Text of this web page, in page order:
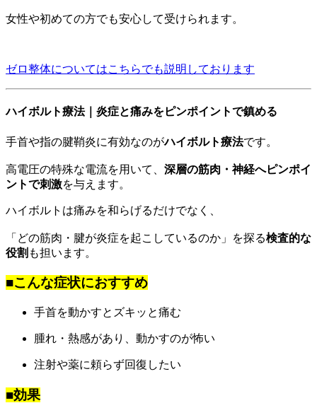
女性や初めての方でも安心して受けられます。
ゼロ整体についてはこちらでも説明しております
ハイボルト療法｜炎症と痛みをピンポイントで鎮める
手首や指の腱鞘炎に有効なのがハイボルト療法です。
高電圧の特殊な電流を用いて、 深層の筋肉・神経へピンポイ
ントで刺激を与えます。
ハイボルトは痛みを和らげるだけでなく、
「どの筋肉・腱が炎症を起こしているのか」を探る検査的な
役割 も担います。
■こんな症状におすすめ
手首を動かすとズキッと痛む
腫れ・熱感があり、動かすのが怖い
注射や薬に頼らず回復したい
■効果